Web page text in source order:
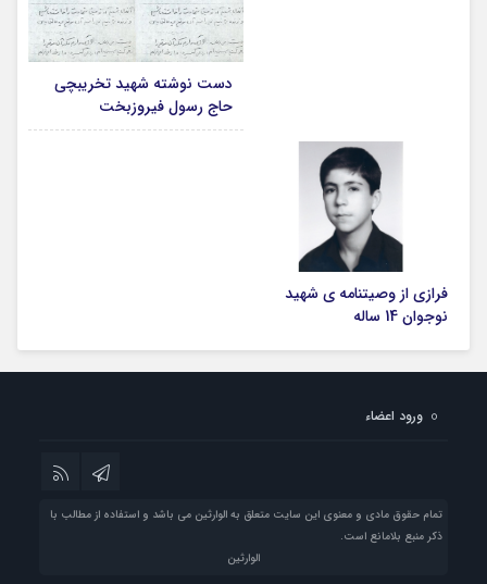
دست نوشته شهید تخریبچی
حاج رسول فیروزبخت
فرازی از وصیتنامه ی شهید
نوجوان 14 ساله
ورود اعضاء
تمام حقوق مادی و معنوی این سایت متعلق به الوارثین می باشد و استفاده از مطالب با
ذکر منبع بلامانع است.
الوارثین